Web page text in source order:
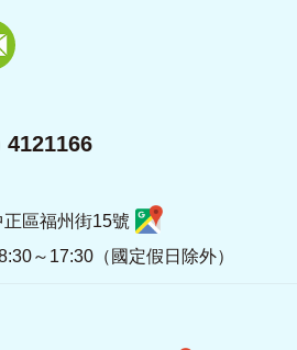
4121166
區福州街15號
～17:30（國定假日除外）